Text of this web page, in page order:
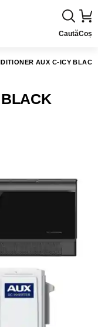
CautăCoș
AUX C-ICY